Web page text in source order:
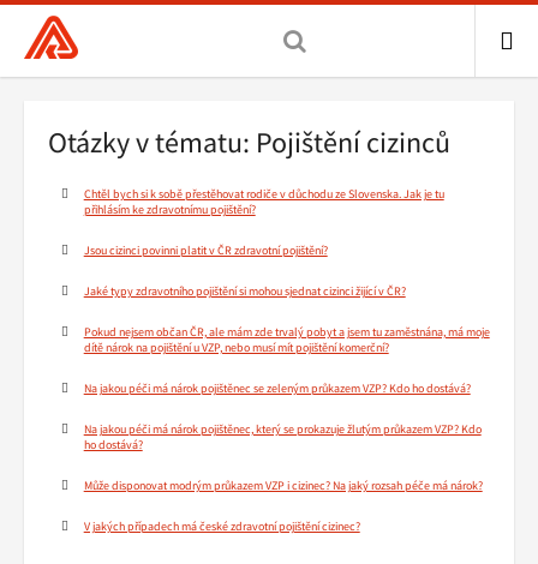
Všeobecná
zdravotní
hlavní
Drobečková
navigace
Otázky v tématu: Pojištění cizinců
Chtěl bych si k sobě přestěhovat rodiče v důchodu ze Slovenska. Jak je tu
přihlásím ke zdravotnímu pojištění?
Jsou cizinci povinni platit v ČR zdravotní pojištění?
Jaké typy zdravotního pojištění si mohou sjednat cizinci žijící v ČR?
Pokud nejsem občan ČR, ale mám zde trvalý pobyt a jsem tu zaměstnána, má moje
dítě nárok na pojištění u VZP, nebo musí mít pojištění komerční?
Na jakou péči má nárok pojištěnec se zeleným průkazem VZP? Kdo ho dostává?
Na jakou péči má nárok pojištěnec, který se prokazuje žlutým průkazem VZP? Kdo
ho dostává?
Může disponovat modrým průkazem VZP i cizinec? Na jaký rozsah péče má nárok?
V jakých případech má české zdravotní pojištění cizinec?